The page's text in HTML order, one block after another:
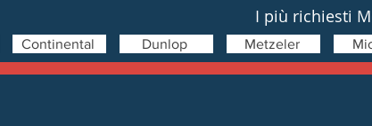
I più richiesti
Continental Dunlop Metzeler